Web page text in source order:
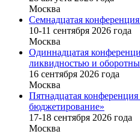
Москва
Семнадцатая
10-11 сентября 2026 года
Москва
Одиннадцатая
ликвидностью и
16 cентября 2026 года
Москва
Пятнадцатая
бюджетирование»
17-18 сентября 2026 года
Москва